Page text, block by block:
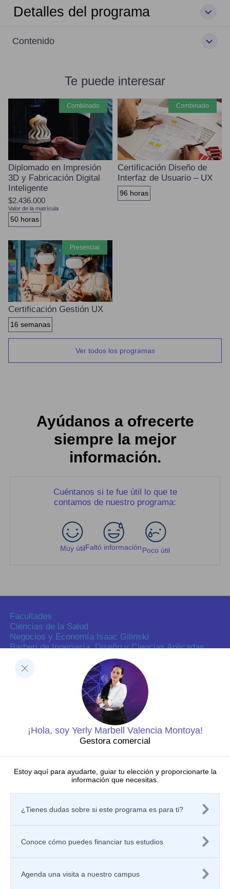
Detalles del programa
Contenido
Te puede interesar
combinado
Diplomado en Impresión
3D y Fabricación Digital
Inteligente
$2.436.000
Valor de la matrícula
50 horas
combinado
Certificación Diseño de
Interfaz de Usuario – UX
96 horas
presencial
Certificación Gestión UX
16 semanas
Ver todos los programas
Ayúdanos a ofrecerte
siempre la mejor
información.
Cuéntanos si te fue útil lo que te
contamos de nuestro programa:
Muy útilFaltó informaciónPoco útil
¡Hola, soy Yerly Marbell Valencia Montoya!
Gestora comercial
Estoy aquí para ayudarte, guiar tu elección y proporcionarte la
información que necesitas.
¿Tienes dudas sobre si este programa es para ti?
Conoce cómo puedes financiar tus estudios
Agenda una visita a nuestro campus
Facultades
Ciencias de la Salud
Negocios y Economía Isaac Gilinski
Barberi de Ingeniería, Diseño y Ciencias Aplicadas
Decanatura de Innovación Educativa y Fortalecimiento
Dirección de Investigaciones
Dirección de investigaciones
Portal de investigación
Grupos y semilleros de investigación
Centros de investigación
Proyectos de investigación
Nuestras publicaciones
Laboratorios
Políticas
Política de privacidad de los sitios web
Política de Seguridad de la Información
Registra tu PQRSF